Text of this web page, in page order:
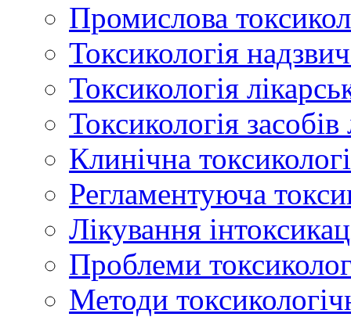
Промислова
Токсикологія
Токсикологія
Токсикологія
Клинічна
Регламентуюча
Лікування
Проблеми
Методи